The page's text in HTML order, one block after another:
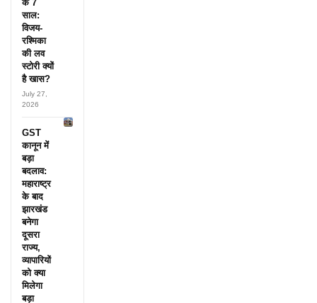
के 7
साल:
विजय-
रश्मिका
की लव
स्टोरी क्यों
है खास?
July 27,
2026
GST
कानून में
बड़ा
बदलाव:
महाराष्ट्र
के बाद
झारखंड
बनेगा
दूसरा
राज्य,
व्यापारियों
को क्या
मिलेगा
बड़ा